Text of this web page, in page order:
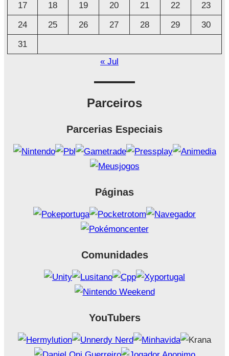
17
18 19 20 21 22
23
24
25 26 27 28 29
30
31
« Jul
Parceiros
Parcerias Especiais
Páginas
Comunidades
YouTubers